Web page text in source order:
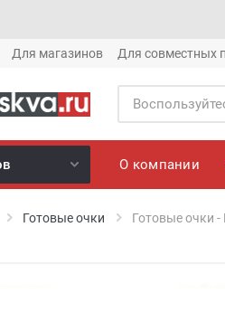
Для магазинов Для совместных
О компании
Готовые очки Готовые очки -